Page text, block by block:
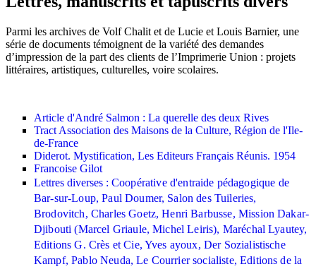
Parmi les archives de Volf Chalit et de Lucie et Louis Barnier, une
série de documents témoignent de la variété des demandes
d’impression de la part des clients de l’Imprimerie Union : projets
littéraires, artistiques, culturelles, voire scolaires.
Article d'André Salmon : La querelle des deux Rives
Tract Association des Maisons de la Culture, Région de l'Ile-
de-France
Diderot. Mystification, Les Editeurs Français Réunis. 1954
Francoise Gilot
Lettres diverses : Coopérative d'entraide pédagogique de
Bar-sur-Loup, Paul Doumer, Salon des Tuileries,
Brodovitch, Charles Goetz, Henri Barbusse, Mission Dakar-
Djibouti (Marcel Griaule, Michel Leiris), Maréchal Lyautey,
Editions G. Crès et Cie, Yves ayoux, Der Sozialistische
Kampf, Pablo Neuda, Le Courrier socialiste, Editions de la